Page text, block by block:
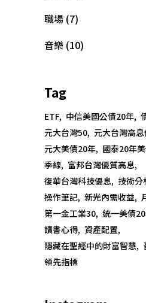
職場 (7)
音樂 (10)
Tag
ETF 中信美國公債20年
元大台灣50 元大台灣高
元大美債20年 國泰20年
季線 富邦台灣優質高息
復華台灣科技優息 技術分
操作筆記 新光內需收益
第一金工業30 統一美債
讀書心得 資產配置
隱藏在聖經中的財富智慧
領先指標
Copyright @大為音樂
David Music
Ltd.
統一編號：
電話：02-
手機：0921-
客服信箱：